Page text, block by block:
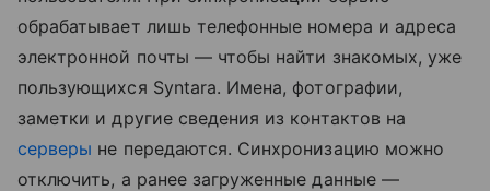
обрабатывает лишь телефонные номера и адреса
электронной почты — чтобы найти знакомых, уже
пользующихся Syntara. Имена, фотографии,
заметки и другие сведения из контактов на
серверы не передаются. Синхронизацию можно
отключить, а ранее загруженные данные —